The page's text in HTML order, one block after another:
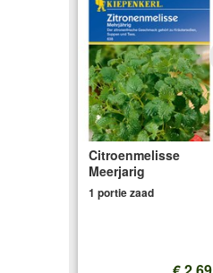
Citroenmelisse
Meerjarig
1 portie zaad